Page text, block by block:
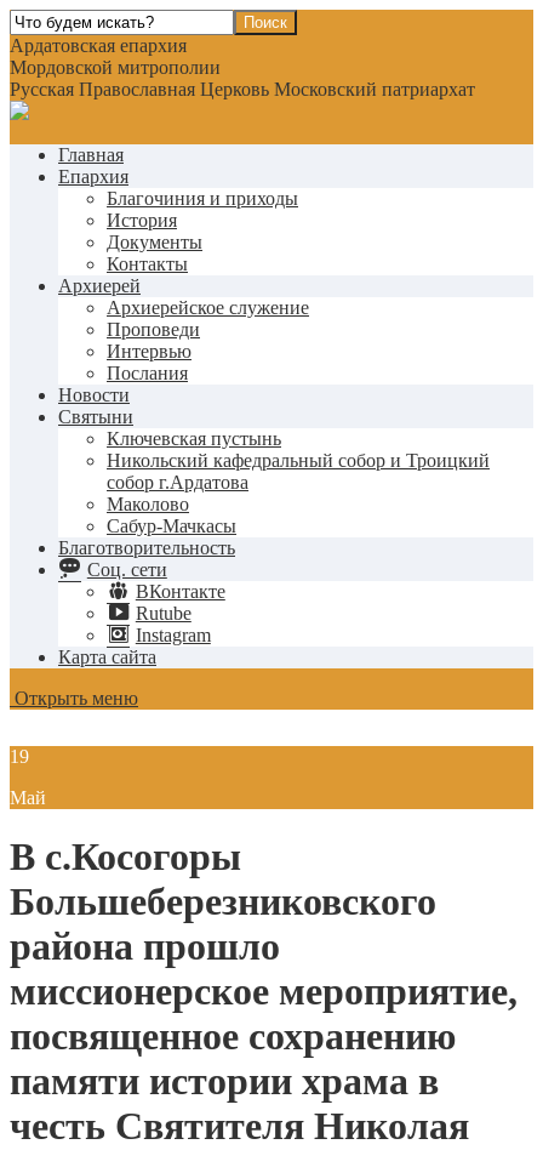
Ардатовская епархия
Мордовской митрополии
Русская Православная Церковь Московский патриархат
Главная
Епархия
Благочиния и приходы
История
Документы
Контакты
Архиерей
Архиерейское служение
Проповеди
Интервью
Послания
Новости
Святыни
Ключевская пустынь
Никольский кафедральный собор и Троицкий
собор г.Ардатова
Маколово
Сабур-Мачкасы
Благотворительность
Соц. сети
ВКонтакте
Rutube
Instagram
Карта сайта
Открыть меню
19
Май
В с.Косогоры
Большеберезниковского
района прошло
миссионерское мероприятие,
посвященное сохранению
памяти истории храма в
честь Святителя Николая